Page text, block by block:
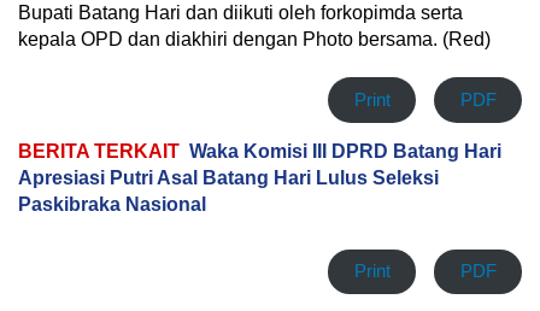
Bupati Batang Hari dan diikuti oleh forkopimda serta
kepala OPD dan diakhiri dengan Photo bersama. (Red)
Print PDF
BERITA TERKAIT Waka Komisi III DPRD Batang Hari
Apresiasi Putri Asal Batang Hari Lulus Seleksi
Paskibraka Nasional
Print PDF